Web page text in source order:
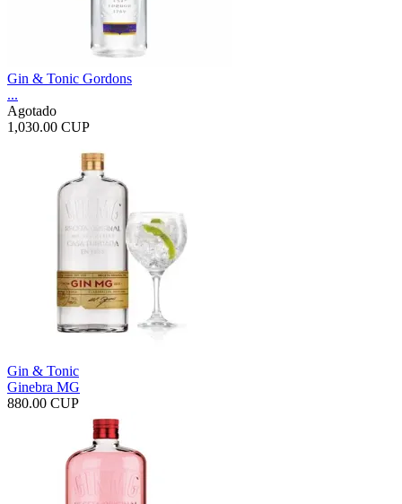
Gin & Tonic Gordons
...
Agotado
1,030.00 CUP
Gin & Tonic
Ginebra MG
880.00 CUP